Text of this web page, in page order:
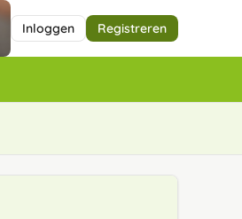
Inloggen Registreren